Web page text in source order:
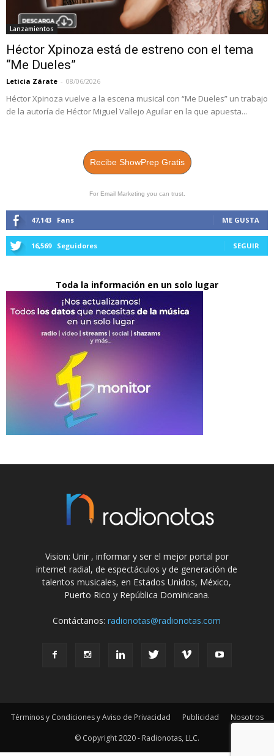
Lanzamientos
Héctor Xpinoza está de estreno con el tema
“Me Dueles”
Leticia Zárate - 08/06/2026
Héctor Xpinoza vuelve a la escena musical con “Me Dueles” un trabajo
de la autoría de Héctor Miguel Vallejo Aguilar en la que apuesta...
Recibe ShowPrep Gratis
For Email Marketing you can trust.
47,143 Fans ME GUSTA
16,569 Seguidores SEGUIR
Toda la información en un solo lugar
Vision: Unir , informar y ser el mejor portal por
internet radial, de espectáculos y de generación de
talentos musicales, en Estados Unidos, México,
Puerto Rico y República Dominicana.
Contáctanos:radionotas@radionotas.com
Términos y Condiciones y Aviso de Privacidad Publicidad
Nosotros
© Copyright 2020 - Radionotas, LLC.